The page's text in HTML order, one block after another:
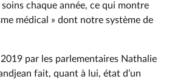
chaque année, ce qui montre
médical » dont notre système de
par les parlementaires Nathalie
fait, quant à lui, état d’un